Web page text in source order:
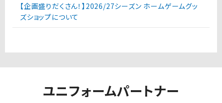
【企画盛りだくさん！】2026/27シーズン ホームゲームグッ
ズショップについて
ユニフォームパートナー